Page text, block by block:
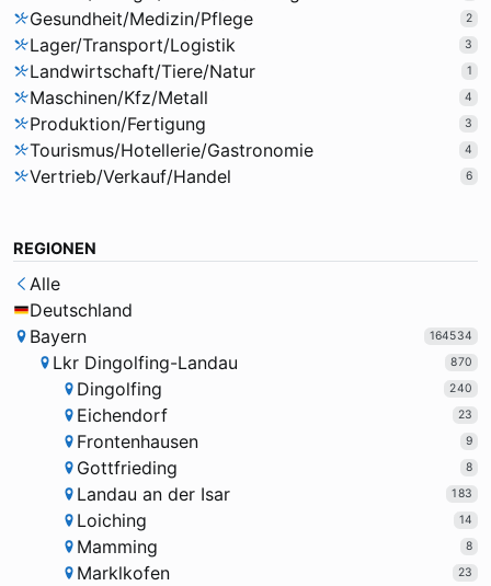
Gesundheit/Medizin/Pflege 2
Lager/Transport/Logistik 3
Landwirtschaft/Tiere/Natur 1
Maschinen/Kfz/Metall 4
Produktion/Fertigung 3
Tourismus/Hotellerie/Gastronomie 4
Vertrieb/Verkauf/Handel 6
REGIONEN
Alle
Deutschland
Bayern
164534
Lkr Dingolfing-Landau 870
Dingolfing 240
Eichendorf 23
Frontenhausen 9
Gottfrieding 8
Landau an der Isar 183
Loiching 14
Mamming 8
Marklkofen 23